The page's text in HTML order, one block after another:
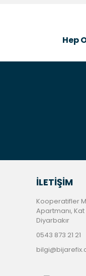
Ürün
Hep
İLETİŞİM
Kooperatifler
Apartmanı,
Diyarbakır
0543 873 21 21